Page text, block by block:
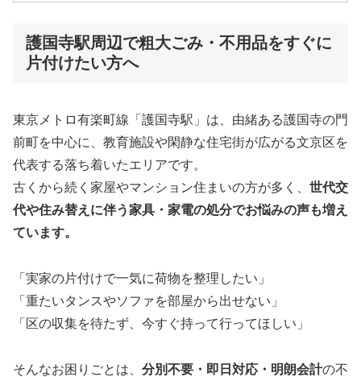
護国寺駅周辺で粗大ごみ・不用品をすぐに
片付けたい方へ
東京メトロ有楽町線「護国寺駅」は、由緒ある護国寺の門
前町を中心に、教育施設や閑静な住宅街が広がる文京区を
代表する落ち着いたエリアです。
古くから続く家屋やマンション住まいの方が多く、 世代交
代や住み替えに伴う家具・家電の処分でお悩みの声も増え
ています。
「実家の片付けで一気に荷物を整理したい」
「重たいタンスやソファを部屋から出せない」
「区の収集を待たず、今すぐ持って行ってほしい」
そんなお困りごとは、 分別不要・即日対応・明朗会計の不